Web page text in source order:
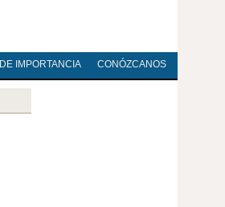
DE IMPORTANCIA CONÓZCANOS